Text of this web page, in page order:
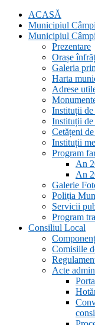
ACASĂ
Municipiul
Municipiul
Prezentare
Orașe
Galeria
Harta
Adrese
Instituții de
Instituții
Cetățeni
Instituții
Program
An
An
Galerie
Poliția
Servicii
Program
Consiliul Local
Comisiile
Acte